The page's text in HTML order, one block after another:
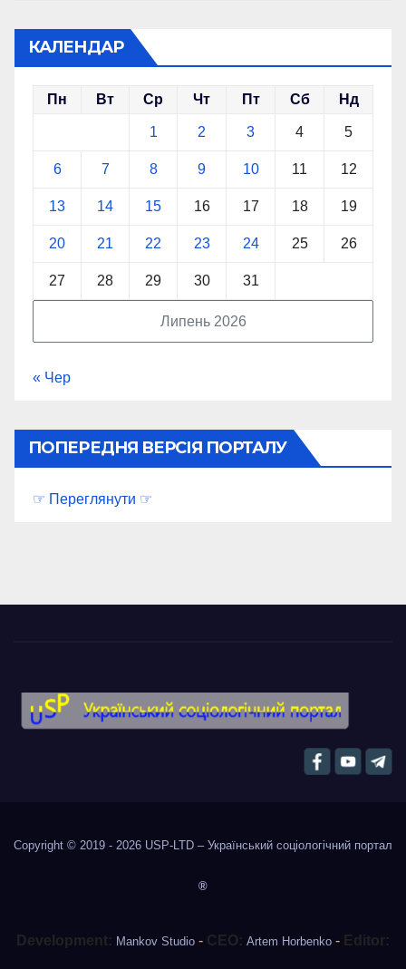
КАЛЕНДАР
Липень 2026
Пн Вт Ср Чт Пт Сб Нд
1 2 3 4 5
6 7 8 9 10 11 12
13 14 15 16 17 18 19
20 21 22 23 24 25 26
27 28 29 30 31
« Чер
ПОПЕРЕДНЯ ВЕРСІЯ ПОРТАЛУ
☞ Переглянути ☞
Copyright © 2019 - 2026 USP-LTD – Український соціологічний портал
®
Development: Mankov Studio - CEO: Artem Horbenko - Editor: